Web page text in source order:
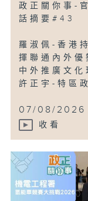
政正關你事-
話摘要#43
羅淑佩-香港
揮聯通內外優
中外推廣文化
許正宇-特區
07/08/2026
收看